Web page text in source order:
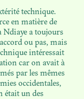
technique.
en matière de
Ndiaye a toujours
ou pas, mais
intéressait
car on avait à
par les mêmes
occidentales,
était un des